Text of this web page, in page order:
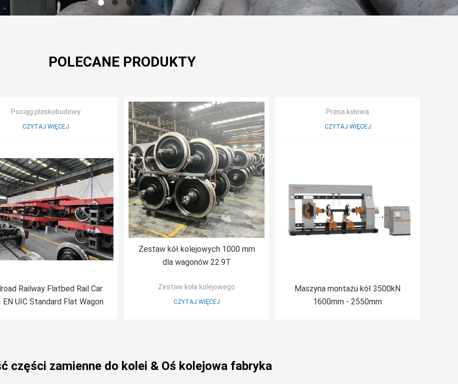
POLECANE PRODUKTY
Pociąg płaskobudowy
CZYTAJ WIĘCEJ
Railway Flatbed Rail Car
EN UIC Standard Flat Wagon
Zestaw kół kolejowych 1000 mm
dla wagonów 22.9T
Zestaw koła kolejowego
CZYTAJ WIĘCEJ
Prasa kołowa
CZYTAJ WIĘCEJ
Maszyna montażu kół 3500kN
1600mm - 2550mm
części zamienne do kolei & Oś kolejowa fabryka